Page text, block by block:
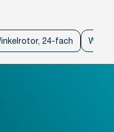
24-fach